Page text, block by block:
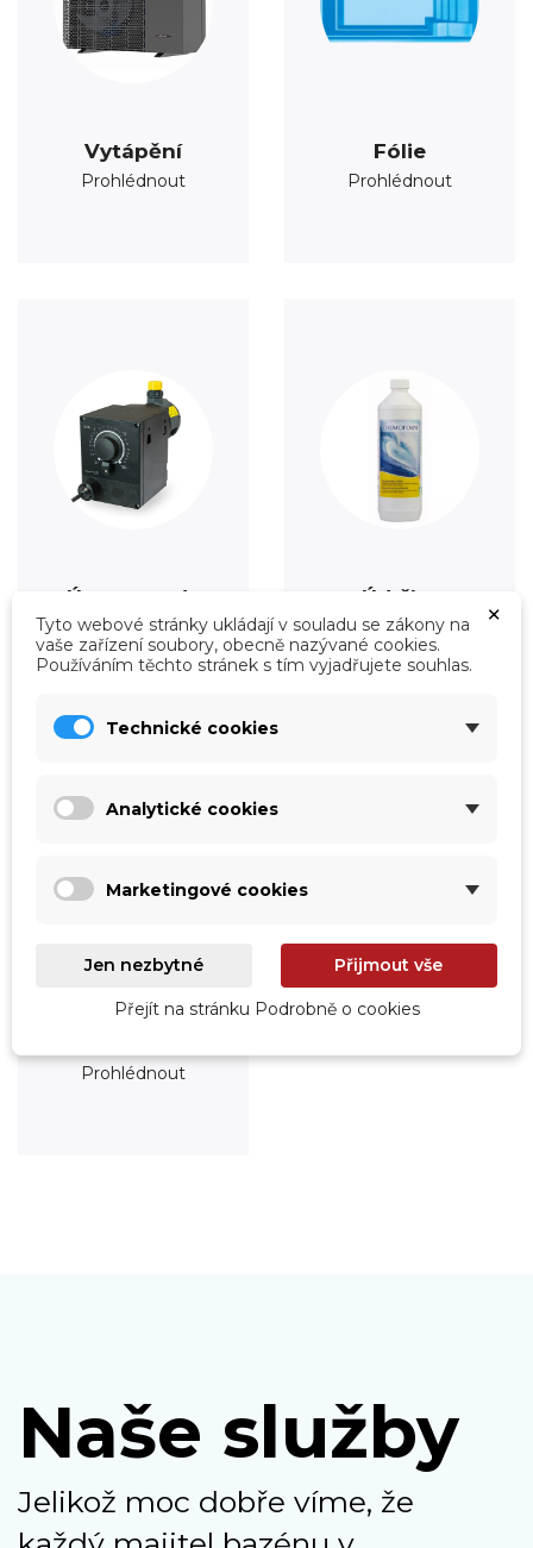
Vytápění
Prohlédnout
Fólie
Prohlédnout
Úprava vody
Prohlédnout
Údržba
Prohlédnout
Prohlédnout
Naše služby
Jelikož moc dobře víme, že
×
Tyto webové stránky ukládají v souladu se zákony na
vaše zařízení soubory, obecně nazývané cookies.
Používáním těchto stránek s tím vyjadřujete souhlas.
Technické cookies
Analytické cookies
Marketingové cookies
Jen nezbytné Přijmout vše
Přejít na stránku Podrobně o cookies